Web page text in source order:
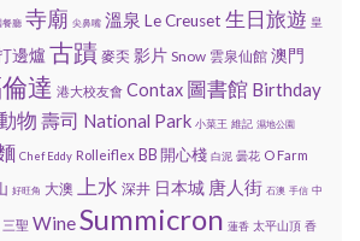
餐廳 寺廟 尖鼻嘴 溫泉 Le Creuset 生日旅遊 皇
邊爐 古蹟 麥奀 影片 Snow 雲泉仙館 澳門
達 港大校友會 Contax 圖書館 Birthday
物 壽司 National Park 小菜王 維記 濕地公園
Chef Eddy Rolleiflex BB 開心棧 白泥 曇花 O Farm
好旺角 大澳 上水 深井 日本城 唐人街 石澳 手信 中
三聖 WineSummicron 蓮香 太平山頂 香